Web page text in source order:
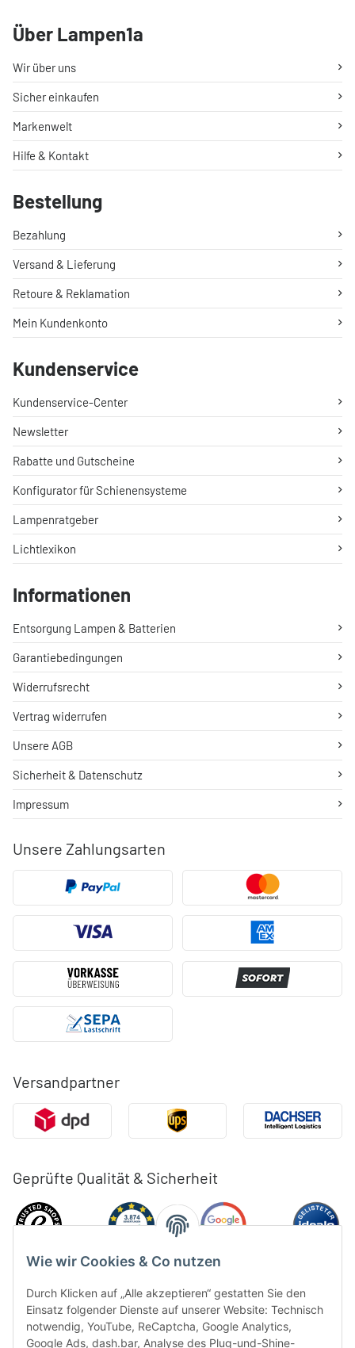
Wie wir Cookies & Co nutzen
Durch Klicken auf „Alle akzeptieren“ gestatten Sie den
Einsatz folgender Dienste auf unserer Website: Technisch
notwendig, YouTube, ReCaptcha, Google Analytics,
Google Ads, dash.bar, Analyse des Plug-und-Shine-
Unsere Zahlungsarten
Versandpartner
Geprüfte Qualität & Sicherheit
Über Lampen1a
Wir über uns
Sicher einkaufen
Markenwelt
Hilfe & Kontakt
Bestellung
Bezahlung
Versand & Lieferung
Retoure & Reklamation
Mein Kundenkonto
Kundenservice
Kundenservice-Center
Newsletter
Rabatte und Gutscheine
Konfigurator für Schienensysteme
Lampenratgeber
Lichtlexikon
Informationen
Entsorgung Lampen & Batterien
Garantiebedingungen
Widerrufsrecht
Vertrag widerrufen
Unsere AGB
Sicherheit & Datenschutz
Impressum